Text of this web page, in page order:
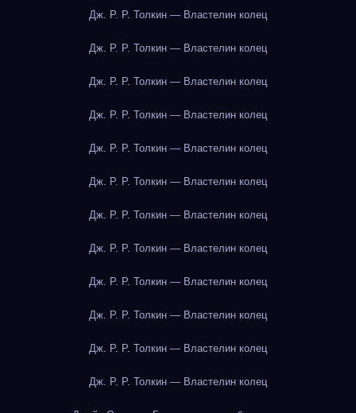
Дж. Р. Р. Толкин — Властелин колец
Дж. Р. Р. Толкин — Властелин колец
Дж. Р. Р. Толкин — Властелин колец
Дж. Р. Р. Толкин — Властелин колец
Дж. Р. Р. Толкин — Властелин колец
Дж. Р. Р. Толкин — Властелин колец
Дж. Р. Р. Толкин — Властелин колец
Дж. Р. Р. Толкин — Властелин колец
Дж. Р. Р. Толкин — Властелин колец
Дж. Р. Р. Толкин — Властелин колец
Дж. Р. Р. Толкин — Властелин колец
Дж. Р. Р. Толкин — Властелин колец